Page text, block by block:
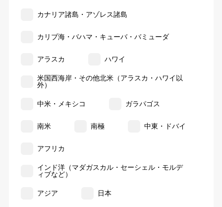
カナリア諸島・アゾレス諸島
カリブ海・バハマ・キューバ・バミューダ
アラスカ ハワイ
米国西海岸・その他北米（アラスカ・ハワイ以
外）
中米・メキシコ ガラパゴス
南米 南極 中東・ドバイ
アフリカ
インド洋（マダガスカル・セーシェル・モルデ
ィブなど）
アジア 日本